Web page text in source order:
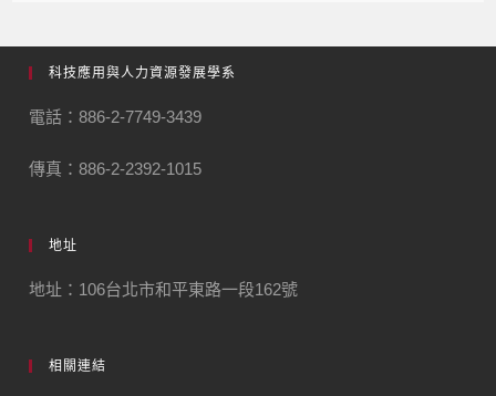
科技應用與人力資源發展學系
電話：886-2-7749-3439
傳真：886-2-2392-1015
地址
地址：106台北市和平東路一段162號
相關連結